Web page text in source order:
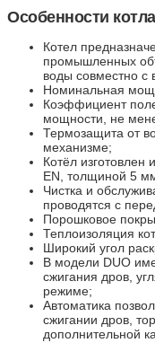
Особенности
Котел
промышленных
воды совместно с
Номинальная
Коэффициент
мощности, не
Термозащита от
механизме;
Котёл изготовлен
EN, толщиной 5
Чистка и
проводятся с
Порошковое
Теплоизоляция
Широкий угол
В модели DUO
сжигания дров,
режиме;
Автоматика
сжигании дров,
дополнительной